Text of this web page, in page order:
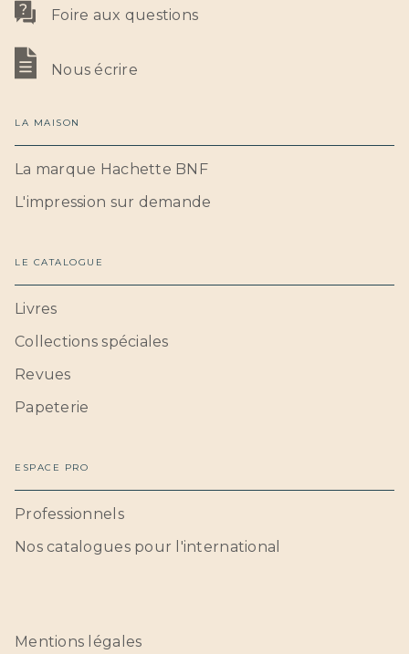
Foire aux questions
Nous écrire
LA MAISON
La marque Hachette BNF
L'impression sur demande
LE CATALOGUE
Livres
Collections spéciales
Revues
Papeterie
ESPACE PRO
Professionnels
Nos catalogues pour l'international
Mentions légales